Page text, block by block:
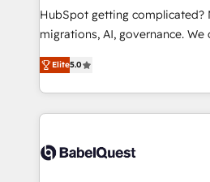
and implementation. - Pre-built
integrations across your full
- Dashboards, lifecycle
nurturing sequences. - Cross-
scalable retainers. Let’s make HubSpot your most
powerful growth engine. Built
HubSpot getting complicated?
migrations, AI, governance. We organise that
complexity, so your team can
Welcome to our Profile! We help with:
implementation, reports,
training • CRM migration from
custom API integrations • AI
Elite5.0